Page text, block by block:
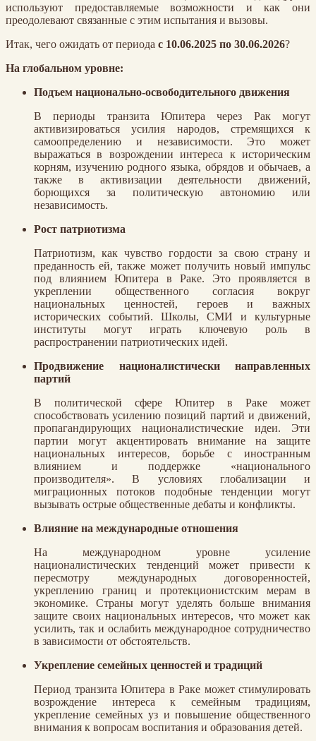
используют предоставляемые возможности и как они
преодолевают связанные с этим испытания и вызовы.
Итак, чего ожидать от периода с 10.06.2025 по 30.06.2026?
На глобальном уровне:
Подъем национально-освободительного движения
В периоды транзита Юпитера через Рак могут
активизироваться усилия народов, стремящихся к
самоопределению и независимости. Это может
выражаться в возрождении интереса к историческим
корням, изучению родного языка, обрядов и обычаев, а
также в активизации деятельности движений,
борющихся за политическую автономию или
независимость.
Рост патриотизма
Патриотизм, как чувство гордости за свою страну и
преданность ей, также может получить новый импульс
под влиянием Юпитера в Раке. Это проявляется в
укреплении общественного согласия вокруг
национальных ценностей, героев и важных
исторических событий. Школы, СМИ и культурные
институты могут играть ключевую роль в
распространении патриотических идей.
Продвижение националистически направленных
партий
В политической сфере Юпитер в Раке может
способствовать усилению позиций партий и движений,
пропагандирующих националистические идеи. Эти
партии могут акцентировать внимание на защите
национальных интересов, борьбе с иностранным
влиянием и поддержке «национального
производителя». В условиях глобализации и
миграционных потоков подобные тенденции могут
вызывать острые общественные дебаты и конфликты.
Влияние на международные отношения
На международном уровне усиление
националистических тенденций может привести к
пересмотру международных договоренностей,
укреплению границ и протекционистским мерам в
экономике. Страны могут уделять больше внимания
защите своих национальных интересов, что может как
усилить, так и ослабить международное сотрудничество
в зависимости от обстоятельств.
Укрепление семейных ценностей и традиций
Период транзита Юпитера в Раке может стимулировать
возрождение интереса к семейным традициям,
укрепление семейных уз и повышение общественного
внимания к вопросам воспитания и образования детей.